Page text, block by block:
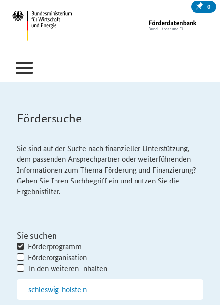
0
Fördersuche
Sie sind auf der Suche nach finanzieller Unterstützung,
dem passenden Ansprechpartner oder weiterführenden
Informationen zum Thema Förderung und Finanzierung?
Geben Sie Ihren Suchbegriff ein und nutzen Sie die
Ergebnisfilter.
Sie suchen
Förderprogramm
Förderorganisation
In den weiteren Inhalten